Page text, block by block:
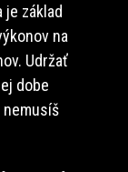
je základ
na
Udržať
dobe
nemusíš